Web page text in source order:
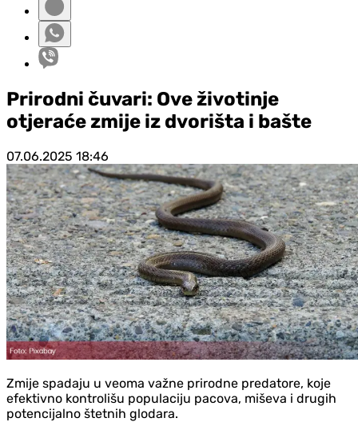
Prirodni čuvari: Ove životinje
otjeraće zmije iz dvorišta i bašte
07.06.2025 18:46
Zmije spadaju u veoma važne prirodne predatore, koje
efektivno kontrolišu populaciju pacova, miševa i drugih
potencijalno štetnih glodara.